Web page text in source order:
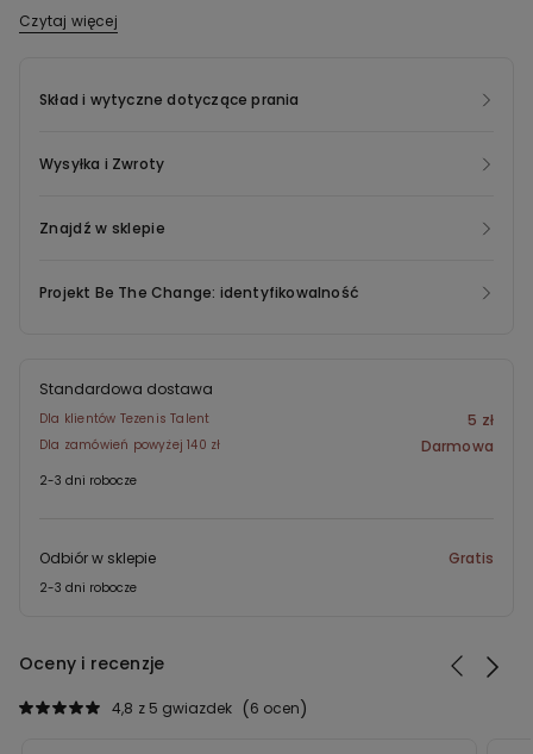
dopasowania. Idealny, by uzyskać naturalny efekt oraz
regulacją.
Tkanina tego produktu jest wykonana z włókien z bawełny
organicznej zapewniają mniejsze zużycie wody, niestosowanie
pracowników zatrudnionych przy uprawie bawełny, a także
Czytaj więcej
Skład i wytyczne dotyczące prania
Wysyłka i Zwroty
Znajdź w sklepie
Projekt Be The Change: identyfikowalność
Standardowa dostawa
Dla klientów Tezenis Talent 5 zł
Dla zamówień powyżej 140 zł Darmowa
2-3 dni robocze
Odbiór w sklepie Gratis
2-3 dni robocze
Oceny i recenzje
6 ocen
4,8 z 5 gwiazdek